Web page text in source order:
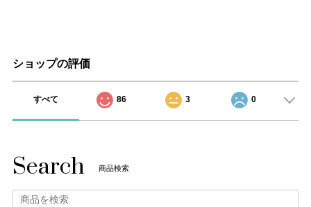
ショップの評価
すべて 86 3 0
Search 商品検索